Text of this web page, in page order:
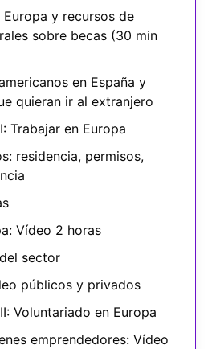
y recursos de
sobre becas (30 min
en España y
quieran ir al extranjero
Trabajar en Europa
residencia, permisos,
Vídeo 2 horas
sector
públicos y privados
Voluntariado en Europa
emprendedores: Vídeo